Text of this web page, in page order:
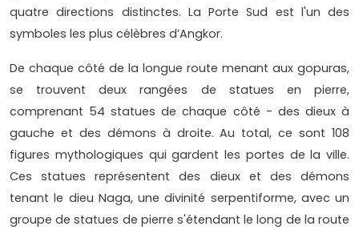
quatre directions distinctes. La Porte Sud est l'un des
symboles les plus célèbres d’Angkor.
De chaque côté de la longue route menant aux gopuras,
se trouvent deux rangées de statues en pierre,
comprenant 54 statues de chaque côté - des dieux à
gauche et des démons à droite. Au total, ce sont 108
figures mythologiques qui gardent les portes de la ville.
Ces statues représentent des dieux et des démons
tenant le dieu Naga, une divinité serpentiforme, avec un
groupe de statues de pierre s'étendant le long de la route